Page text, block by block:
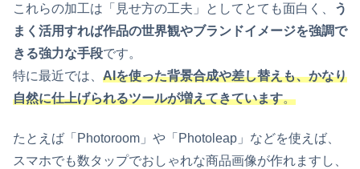
これらの加工は「見せ方の工夫」としてとても面白く、
う
まく活用すれば作品の世界観やブランドイメージを強調で
きる強力な手段です。
特に最近では、 AIを使った背景合成や差し替えも、かなり
自然に仕上げられるツールが増えてきています。
たとえば「Photoroom」や「Photoleap」などを使えば、
スマホでも数タップでおしゃれな商品画像が作れますし、